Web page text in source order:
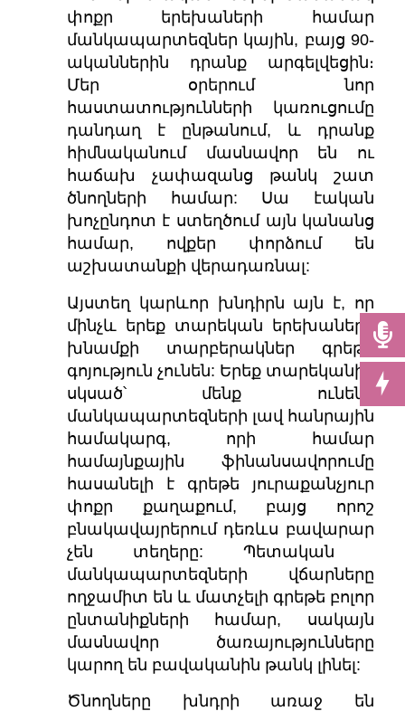
փոքր երեխաների համար
մանկապարտեզներ կային, բայց 90-
ականներին դրանք արգելվեցին։
Մեր օրերում նոր
հաստատությունների կառուցումը
դանդաղ է ընթանում, և դրանք
հիմնականում մասնավոր են ու
հաճախ չափազանց թանկ շատ
ծնողների համար: Սա էական
խոչընդոտ է ստեղծում այն կանանց
համար, ովքեր փորձում են
աշխատանքի վերադառնալ:
Այստեղ կարևոր խնդիրն այն է, որ
մինչև երեք տարեկան երեխաների
խնամքի տարբերակներ գրեթե
գոյություն չունեն: Երեք տարեկանից
սկսած՝ մենք ունենք
մանկապարտեզների լավ հանրային
համակարգ, որի համար
համայնքային ֆինանսավորումը
հասանելի է գրեթե յուրաքանչյուր
փոքր քաղաքում, բայց որոշ
բնակավայրերում դեռևս բավարար
չեն տեղերը: Պետական ​​
մանկապարտեզների վճարները
ողջամիտ են և մատչելի գրեթե բոլոր
ընտանիքների համար, սակայն
մասնավոր ծառայությունները
կարող են բավականին թանկ լինել:
Ծնողները խնդրի առաջ են